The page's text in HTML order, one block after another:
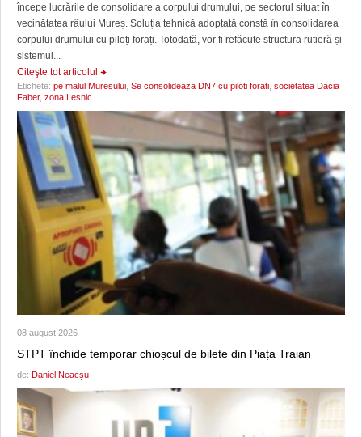
începe lucrările de consolidare a corpului drumului, pe sectorul situat în
vecinătatea râului Mureș. Soluția tehnică adoptată constă în consolidarea
corpului drumului cu piloți forați. Totodată, vor fi refăcute structura rutieră și
sistemul...
Citeşte tot articolul
Etichete: pe malul Muresului Se consolideaza DN7 cu piloti forati societatea Dacia
Faber, zona Lesnic
08 august 2026
STPT închide temporar chioșcul de bilete din Piața Traian
de: Daniel Neacșu